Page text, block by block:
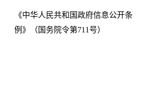
《中华人民共和国政府信息公开条
例》（国务院令第711号）